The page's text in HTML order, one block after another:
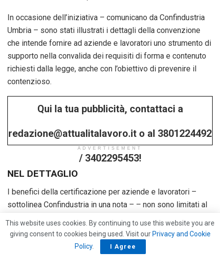
In occasione dell’iniziativa – comunicano da Confindustria
Umbria – sono stati illustrati i dettagli della convenzione
che intende fornire ad aziende e lavoratori uno strumento di
supporto nella convalida dei requisiti di forma e contenuto
richiesti dalla legge, anche con l’obiettivo di prevenire il
contenzioso.
Qui la tua pubblicità, contattaci a
redazione@attualitalavoro.it o al 3801224492
/ 3402295453!
ADVERTISEMENT
NEL DETTAGLIO
I benefici della certificazione per aziende e lavoratori –
sottolinea Confindustria in una nota – – non sono limitati al
amministrativo, previdenziale e fiscale. In questo senso la
certificazione previene il contenzioso giudiziale in materia
di qualificazione del rapporto. La certificazione dei contratti
This website uses cookies. By continuing to use this website you are
giving consent to cookies being used. Visit our Privacy and Cookie
Policy. I Agree